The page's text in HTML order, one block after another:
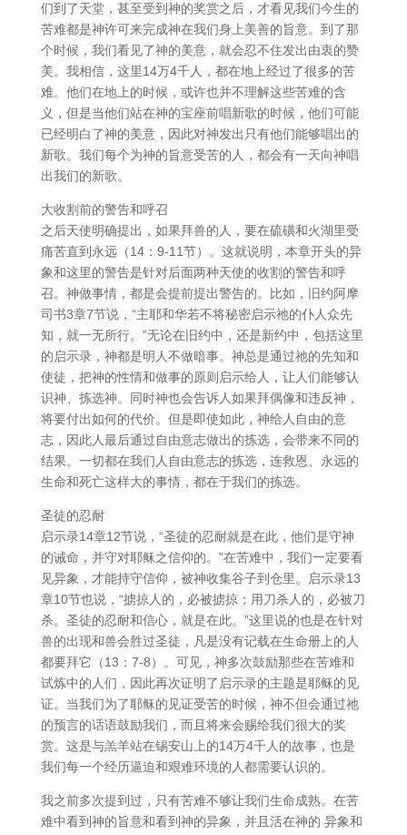
们到了天堂，甚至受到神的奖赏之后，才看见我们今生的
苦难都是神许可来完成神在我们身上美善的旨意。到了那
个时候，我们看见了神的美意，就会忍不住发出由衷的赞
美。我相信，这里14万4千人，都在地上经过了很多的苦
难。他们在地上的时候，或许也并不理解这些苦难的含
义，但是当他们站在神的宝座前唱新歌的时候，他们可能
已经明白了神的美意，因此对神发出只有他们能够唱出的
新歌。我们每个为神的旨意受苦的人，都会有一天向神唱
出我们的新歌。
大收割前的警告和呼召
之后天使明确提出，如果拜兽的人，要在硫磺和火湖里受
痛苦直到永远（14：9-11节）。这就说明，本章开头的异
象和这里的警告是针对后面两种天使的收割的警告和呼
召。神做事情，都是会提前提出警告的。比如，旧约阿摩
司书3章7节说，“主耶和华若不将秘密启示祂的仆人众先
知，就一无所行。”无论在旧约中，还是新约中，包括这里
的启示录，神都是明人不做暗事。神总是通过祂的先知和
使徒，把神的性情和做事的原则启示给人，让人们能够认
识神、拣选神。同时神也会告诉人如果拜偶像和违反神，
将要付出如何的代价。但是即使如此，神给人自由的意
志，因此人最后通过自由意志做出的拣选，会带来不同的
结果。一切都在我们人自由意志的拣选，连救恩、永远的
生命和死亡这样大的事情，都在于我们的拣选。
圣徒的忍耐
启示录14章12节说，“圣徒的忍耐就是在此，他们是守神
的诫命，并守对耶稣之信仰的。”在苦难中，我们一定要看
见异象，才能持守信仰，被神收集谷子到仓里。启示录13
章10节也说，“掳掠人的，必被掳掠；用刀杀人的，必被刀
杀。圣徒的忍耐和信心，就是在此。”这里说的也是在针对
兽的出现和兽会胜过圣徒，凡是没有记载在生命册上的人
都要拜它（13：7-8）。可见，神多次鼓励那些在苦难和
试炼中的人们，因此再次证明了启示录的主题是耶稣的见
证。当我们为了耶稣的见证受苦的时候，神不但会通过祂
的预言的话语鼓励我们，而且将来会赐给我们很大的奖
赏。这是与羔羊站在锡安山上的14万4千人的故事，也是
我们每一个经历逼迫和艰难环境的人都需要认识的。
我之前多次提到过，只有苦难不够让我们生命成熟。在苦
难中看到神的旨意和看到神的异象，并且活在神的 异象和